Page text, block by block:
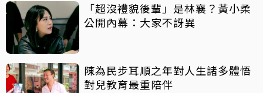
「超沒禮貌後輩」是林襄？黃小柔
公開內幕：大家不訝異
陳為民步耳順之年對人生諸多體悟
對兒教育最重陪伴